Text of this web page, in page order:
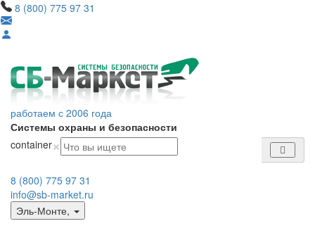
8 (800) 775 97 31
работаем с 2006 года
Системы охраны и безопасности
container×
8 (800) 775 97 31
info@sb-market.ru
Эль-Монте,